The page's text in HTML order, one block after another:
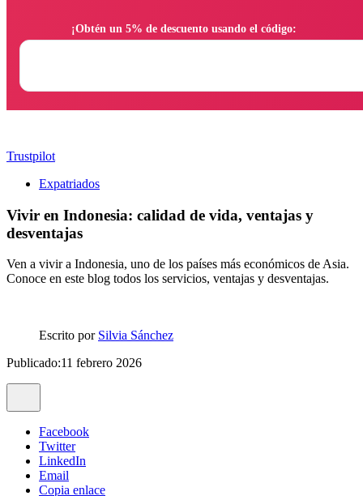
Trustpilot
Expatriados
Vivir en Indonesia: calidad de vida, ventajas y
desventajas
Ven a vivir a Indonesia, uno de los países más económicos de Asia.
Conoce en este blog todos los servicios, ventajas y desventajas.
Escrito por Silvia Sánchez
Publicado:11 febrero 2026
Facebook
Twitter
LinkedIn
Email
Copia enlace